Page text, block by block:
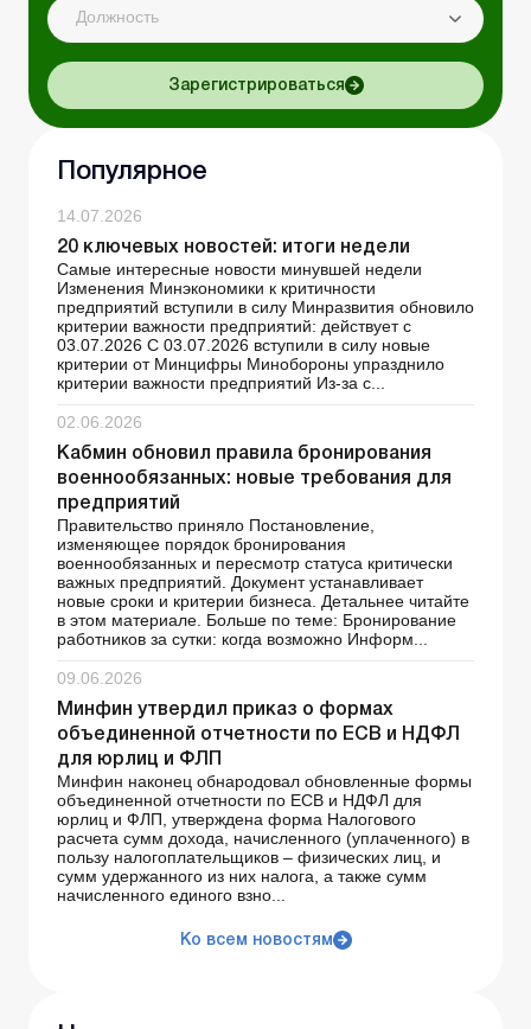
Должность
Зарегистрироваться
Популярное
14.07.2026
20 ключевых новостей: итоги недели
Самые интересные новости минувшей недели
Изменения Минэкономики к критичности
предприятий вступили в силу Минразвития обновило
критерии важности предприятий: действует с
03.07.2026 С 03.07.2026 вступили в силу новые
критерии от Минцифры Минобороны упразднило
критерии важности предприятий Из-за с...
02.06.2026
Кабмин обновил правила бронирования
военнообязанных: новые требования для
предприятий
Правительство приняло Постановление,
изменяющее порядок бронирования
военнообязанных и пересмотр статуса критически
важных предприятий. Документ устанавливает
новые сроки и критерии бизнеса. Детальнее читайте
в этом материале. Больше по теме: Бронирование
работников за сутки: когда возможно Информ...
09.06.2026
Минфин утвердил приказ о формах
объединенной отчетности по ЕСВ и НДФЛ
для юрлиц и ФЛП
Минфин наконец обнародовал обновленные формы
объединенной отчетности по ЕСВ и НДФЛ для
юрлиц и ФЛП, утверждена форма Налогового
расчета сумм дохода, начисленного (уплаченного) в
пользу налогоплательщиков – физических лиц, и
сумм удержанного из них налога, а также сумм
начисленного единого взно...
Ко всем новостям